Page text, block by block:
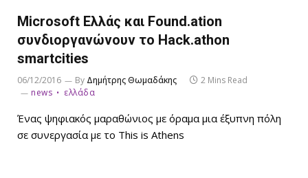
Microsoft Ελλάς και Found.ation
συνδιοργανώνουν το Hack.athon
smartcities
06/12/2016 By Δημήτρης Θωμαδάκης
2 Mins Read
news
ελλάδα
Ένας ψηφιακός μαραθώνιος με όραμα μια έξυπνη πόλη
σε συνεργασία με το This is Athens